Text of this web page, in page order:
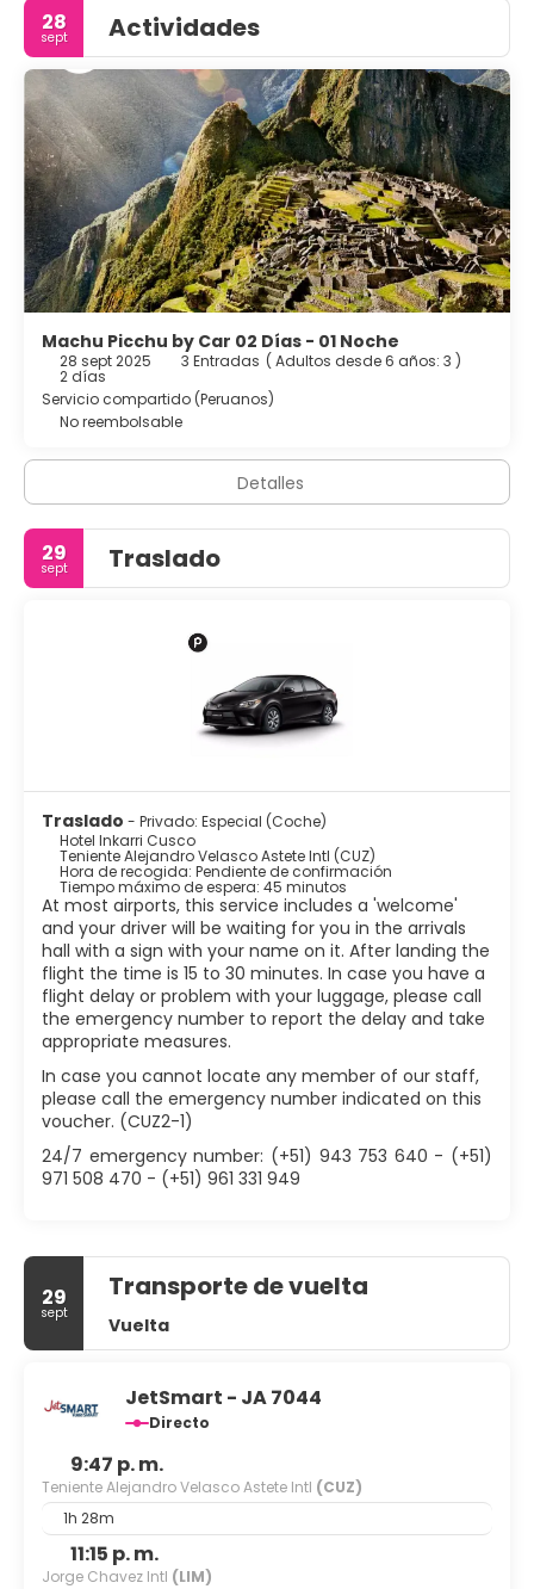
28
sept Actividades
Machu Picchu by Car 02 Días - 01 Noche
28 sept 2025 3 Entradas ( Adultos desde 6 años: 3 )
2 días
Servicio compartido (Peruanos)
No reembolsable
Detalles
29
sept Traslado
Traslado - Privado: Especial (Coche)
Hotel Inkarri Cusco
Teniente Alejandro Velasco Astete Intl (CUZ)
Hora de recogida: Pendiente de confirmación
Tiempo máximo de espera: 45 minutos
At most airports, this service includes a 'welcome'
and your driver will be waiting for you in the arrivals
hall with a sign with your name on it. After landing the
flight the time is 15 to 30 minutes. In case you have a
flight delay or problem with your luggage, please call
the emergency number to report the delay and take
appropriate measures.
In case you cannot locate any member of our staff,
please call the emergency number indicated on this
voucher. (CUZ2-1)
24/7 emergency number: (+51) 943 753 640 - (+51)
971 508 470 - (+51) 961 331 949
29
sept
Transporte de vuelta
Vuelta
JetSmart - JA 7044
Directo
9:47 p. m.
Teniente Alejandro Velasco Astete Intl (CUZ)
1h 28m
11:15 p. m.
Jorge Chavez Intl (LIM)